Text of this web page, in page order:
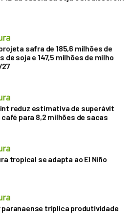
safra de 185,6 milhões de
de soja e 147,5 milhões de milho
27
reduz estimativa de superávit
café para 8,2 milhões de sacas
tropical se adapta ao El Niño
triplica produtividade